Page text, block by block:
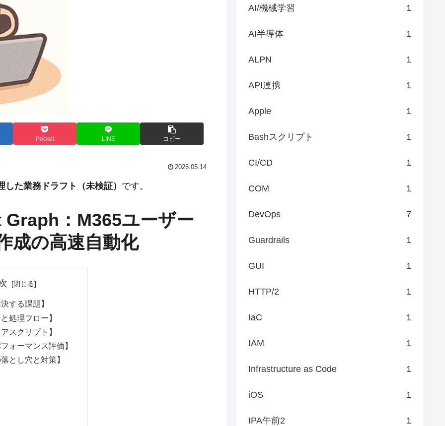
Pocket LINE コピー
2026.05.14
た業務ドラフト（未検証） です。
：M365ユーザー
成の高速自動化
する課題】
処理フロー】
スクリプト】
ォーマンス評価】
とし穴と対策】
AI/機械学習 1
AI半導体 1
ALPN 1
API連携 1
Apple 1
Bashスクリプト 1
CI/CD 1
COM 1
DevOps 7
Guardrails 1
GUI 1
HTTP/2 1
IaC 1
IAM 1
Infrastructure as Code 1
iOS 1
IPA午前2 1